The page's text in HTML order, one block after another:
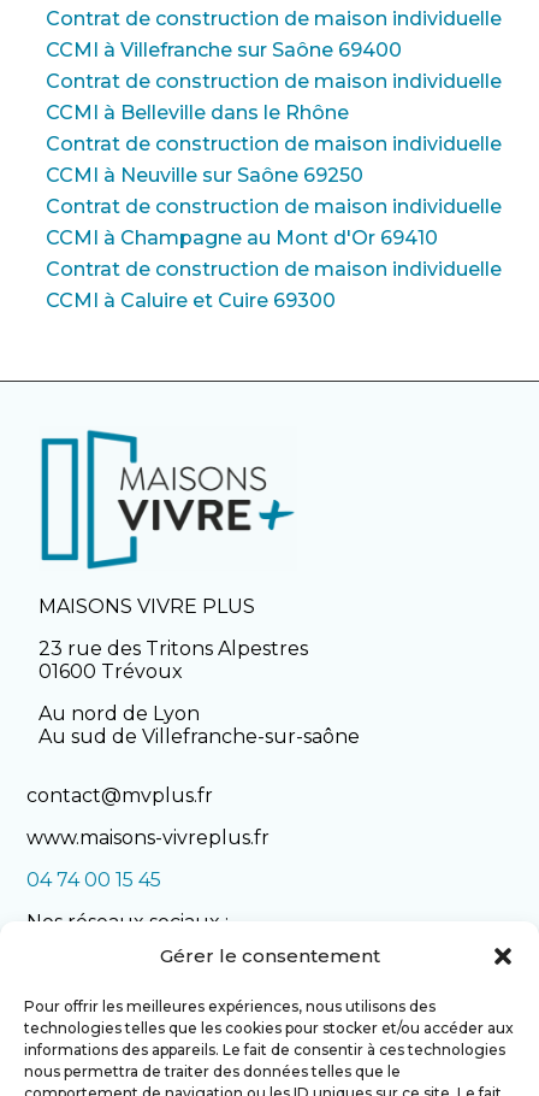
Gérer le consentement
Pour offrir les meilleures expériences, nous utilisons des
technologies telles que les cookies pour stocker et/ou accéder aux
informations des appareils. Le fait de consentir à ces technologies
nous permettra de traiter des données telles que le
Contrat de construction de maison individuelle
CCMI à Villefranche sur Saône 69400
Contrat de construction de maison individuelle
CCMI à Belleville dans le Rhône
Contrat de construction de maison individuelle
CCMI à Neuville sur Saône 69250
Contrat de construction de maison individuelle
CCMI à Champagne au Mont d'Or 69410
Contrat de construction de maison individuelle
CCMI à Caluire et Cuire 69300
MAISONS VIVRE PLUS
23 rue des Tritons Alpestres
01600 Trévoux
Au nord de Lyon
Au sud de Villefranche-sur-saône
contact@mvplus.fr
www.maisons-vivreplus.fr
04 74 00 15 45
Nos réseaux sociaux :